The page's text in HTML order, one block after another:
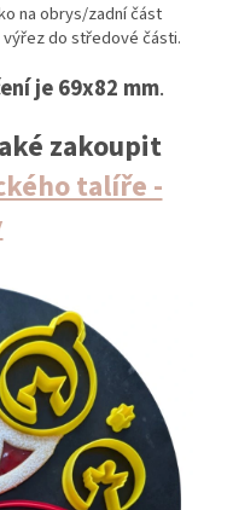
na obrys/zadní část
do středové části.
je 69x82 mm.
zakoupit
talíře -